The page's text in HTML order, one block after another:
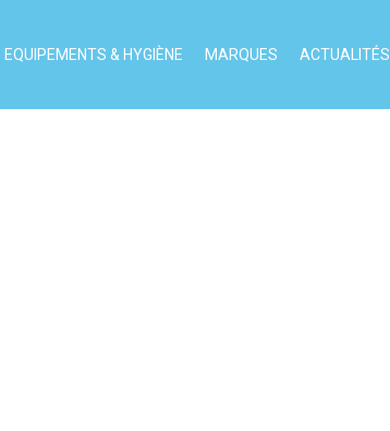
EQUIPEMENTS & HYGIÈNE MARQUES ACTUALITÉS